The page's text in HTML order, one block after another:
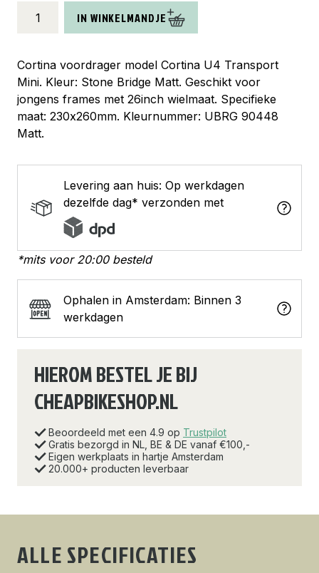
voordrager
U4
J
stone
bridge
matt
IN WINKELMANDJE
Cortina voordrager model Cortina U4 Transport
Mini. Kleur: Stone Bridge Matt. Geschikt voor
jongens frames met 26inch wielmaat. Specifieke
maat: 230x260mm. Kleurnummer: UBRG 90448
Matt.
Levering aan huis: Op werkdagen
dezelfde dag* verzonden met
*mits voor 20:00 besteld
Ophalen in Amsterdam: Binnen 3
werkdagen
HIEROM BESTEL JE BIJ
CHEAPBIKESHOP.NL
Beoordeeld met een 4.9 op Trustpilot
Gratis bezorgd in NL, BE & DE vanaf €100,-
Eigen werkplaats in hartje Amsterdam
20.000+ producten leverbaar
ALLE SPECIFICATIES